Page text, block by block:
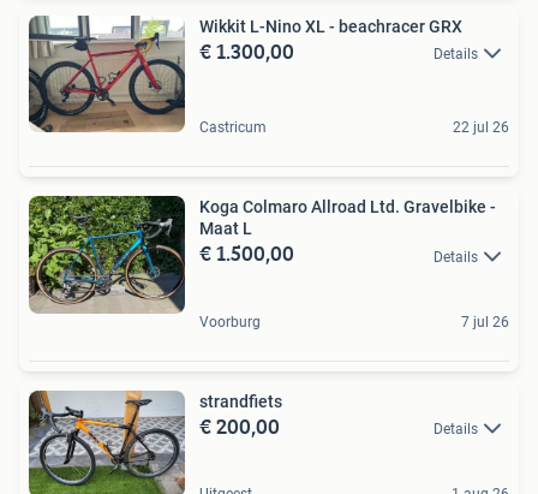
Wikkit L-Nino XL - beachracer GRX
€ 1.300,00 Details
Castricum 22 jul 26
Koga Colmaro Allroad Ltd. Gravelbike -
Maat L
€ 1.500,00 Details
Voorburg 7 jul 26
strandfiets
€ 200,00 Details